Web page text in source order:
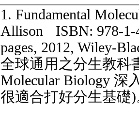
1. Fundamental
Allison ISBN: 978-1-
pages, 2012, Wiley-
全球通用之分生教科
Molecular Biology
很適合打好分生基礎